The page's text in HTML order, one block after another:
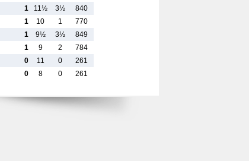
1 11½ 3½
840
1 10 1
770
1 9½ 3½
849
1 9 2
784
0 11 0
261
0 8 0 261